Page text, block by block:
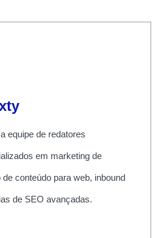
equipe de redatores
em marketing de
conteúdo para web, inbound
de SEO avançadas.